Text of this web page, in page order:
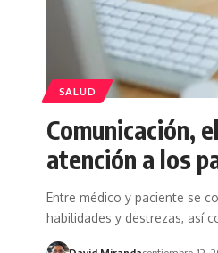
SALUD
Comunicación,
atención a los
Entre médico y paciente se
habilidades y destrezas, así